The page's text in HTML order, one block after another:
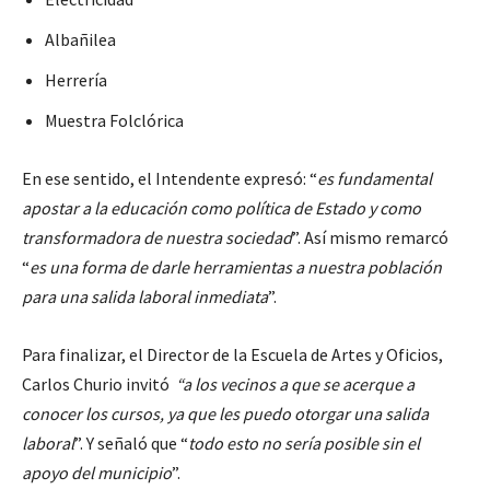
Albañilea
Herrería
Muestra Folclórica
En ese sentido, el Intendente expresó: “es fundamental
apostar a la educación como política de Estado y como
transformadora de nuestra sociedad”. Así mismo remarcó
“es una forma de darle herramientas a nuestra población
para una salida laboral inmediata”.
Para finalizar, el Director de la Escuela de Artes y Oficios,
Carlos Churio invitó “a los vecinos a que se acerque a
conocer los cursos, ya que les puedo otorgar una salida
laboral”. Y señaló que “todo esto no sería posible sin el
apoyo del municipio”.